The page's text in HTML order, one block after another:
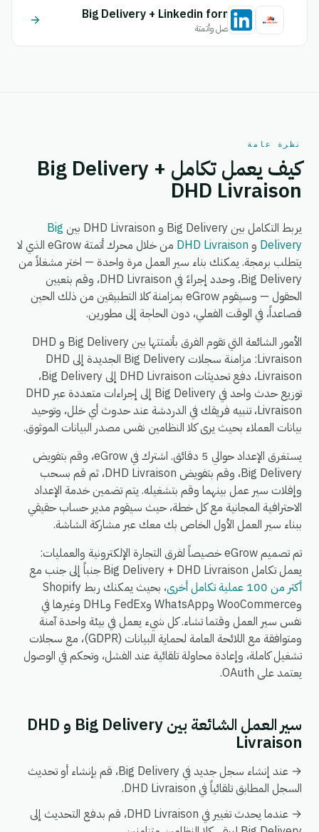
Big Delivery + Linkedin form
اتصل وأتمتة
نظرة عامة
كيف يعمل تكامل Big Delivery +
DHD Livraison
يربط التكامل بين Big Delivery و DHD Livraison بين
Big
Delivery و DHD Livraison
من خلال محرك أتمتة eGrow الذي لا
يتطلب برمجة. يمكنك بناء سير العمل مرة واحدة — اختر مشغلاً من
Big Delivery، وحدد إجراءً في DHD Livraison، وقم بتعيين
الحقول — وسيقوم eGrow بمزامنة كلا التطبيقين من ذلك الحين
فصاعداً، في الوقت الفعلي، دون الحاجة إلى مطورين.
الأمور الشائعة التي تقوم الفرق بأتمتتها بين Big Delivery و DHD
Livraison: مزامنة سجلات Big Delivery الجديدة إلى DHD
Livraison، دفع تحديثات DHD Livraison إلى Big Delivery،
توزيع حدث واحد في Big Delivery إلى إجراءات متعددة عبر DHD
Livraison، تنبيه فريقك في الدردشة عند حدوث أي خلل، وتوحيد
بيانات العملاء بحيث يرى كلا النظامين نفس مصدر البيانات الموثوق.
يستغرق الإعداد حوالي 5 دقائق. اشترك في eGrow، وقم بتفويض
Big Delivery، وقم بتفويض DHD Livraison، ثم قم بسحب
وإفلات سير عمل بينهما وقم بتشغيله. يتم تضمين خدمة الإعداد
الاحترافية المجانية مع كل خطة، حيث سيقوم مدير حساب حقيقي
ببناء سير العمل الأول الخاص بك معك عبر مشاركة الشاشة.
تم تصميم eGrow خصيصاً لفرق التجارة الإلكترونية والعمليات:
يعمل تكامل Big Delivery + DHD Livraison جنباً إلى جنب مع
أكثر من 100 عملية تكامل أخرى
، بحيث يمكنك ربط Shopify
وWooCommerce وWhatsApp وFedEx وDHL وغيرها في
نفس سير العمل وقتما تشاء. كل شيء يعمل في بيئة واحدة آمنة
ومتوافقة مع اللائحة العامة لحماية البيانات (GDPR)، مع سجلات
تشغيل كاملة، وإعادة محاولة تلقائية عند الفشل، وتحكم في الوصول
يعتمد على OAuth.
سير العمل الشائعة بين Big Delivery و DHD
Livraison
→ عند إنشاء سجل جديد في Big Delivery، قم بإنشاء أو تحديث
السجل المطابق تلقائياً في DHD Livraison.
→ عندما يحدث تغيير في DHD Livraison، قم بدفع التحديث إلى